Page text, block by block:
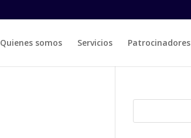
Quienes somos Servicios Patrocinadores